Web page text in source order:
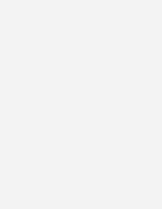
mittig
den Einbau einer E-